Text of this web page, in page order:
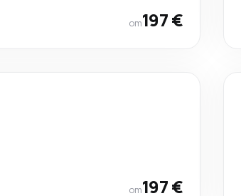
от197 €
от197 €